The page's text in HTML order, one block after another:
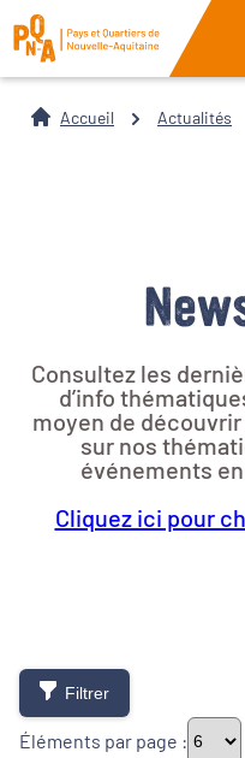
Accueil Actualités
Consultez les
d’info
moyen de
sur nos
événements
Cliquez ici pour
Filtrer
Éléments par page :